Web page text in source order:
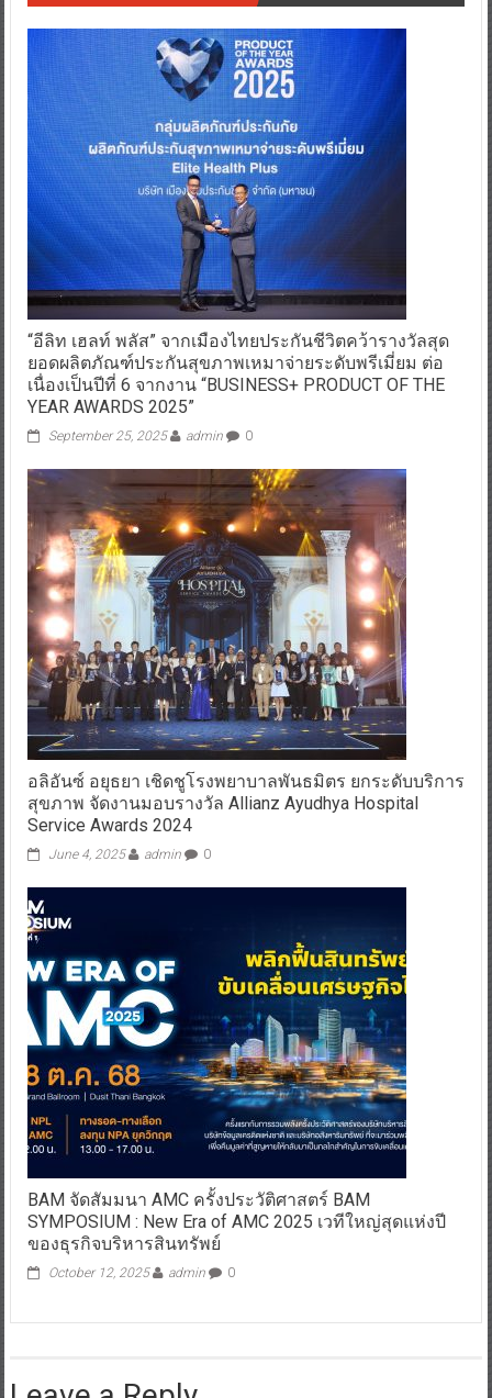
“อีลิท เฮลท์ พลัส” จากเมืองไทยประกันชีวิตคว้ารางวัลสุด
ยอดผลิตภัณฑ์ประกันสุขภาพเหมาจ่ายระดับพรีเมี่ยม ต่อ
เนื่องเป็นปีที่ 6 จากงาน “BUSINESS+ PRODUCT OF THE
YEAR AWARDS 2025”
September 25, 2025 admin 0
อลิอันซ์ อยุธยา เชิดชูโรงพยาบาลพันธมิตร ยกระดับบริการ
สุขภาพ จัดงานมอบรางวัล Allianz Ayudhya Hospital
Service Awards 2024
June 4, 2025 admin 0
BAM จัดสัมมนา AMC ครั้งประวัติศาสตร์ BAM
SYMPOSIUM : New Era of AMC 2025 เวทีใหญ่สุดแห่งปี
ของธุรกิจบริหารสินทรัพย์
October 12, 2025 admin 0